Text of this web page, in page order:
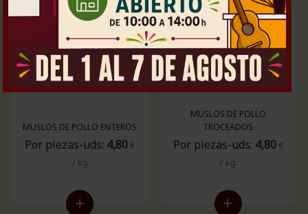
MUSLOS DE POLLO ENTEROS
Por piezas-uds: 4,80 €
/ kg
MUSLOS DE POLLO
TROCEADOS
Por piezas-uds: 4,80€
/ kg